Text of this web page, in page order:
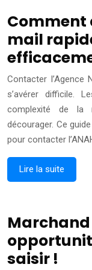
Comment
mail
Contacter l’Agence
s’avérer difficile.
complexité de la
décourager. Ce
pour contacter
Lire la suite
Marchand
saisir !